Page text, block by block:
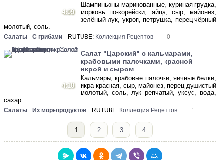
4:09
Шампиньоны маринованные, куриная грудка,
морковь по-корейски, яйца, сыр, майонез,
зелёный лук, укроп, петрушка, перец чёрный
молотый, соль.
Салаты С грибами RUTUBE: Коллекция Рецептов 0
4:18
Салат "Царский" с кальмарами,
крабовыми палочками, красной
икрой и сыром
Кальмары, крабовые палочки, яичные белки,
икра красная, сыр, майонез, перец душистый
молотый, соль, лук репчатый, уксус, вода,
сахар.
Салаты Из морепродуктов RUTUBE: Коллекция Рецептов 1
1 2 3 4